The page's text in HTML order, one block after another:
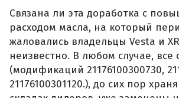
Связана ли эта доработка с
расходом масла, на который
жаловались владельцы Vesta и
неизвестно. В любом случае, все
(модификаций 21176100300730,
21176100301120.), до сих пор